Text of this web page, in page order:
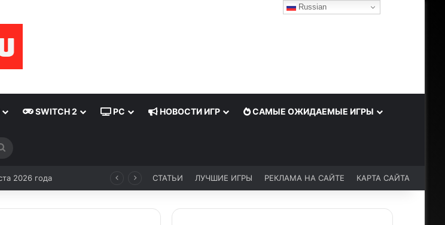
SWITCH 2 PC НОВОСТИ ИГР САМЫЕ ОЖИДАЕМЫЕ ИГРЫ
СТАТЬИ ЛУЧШИЕ ИГРЫ РЕКЛАМА НА САЙТЕ КАРТА САЙТА
Russian